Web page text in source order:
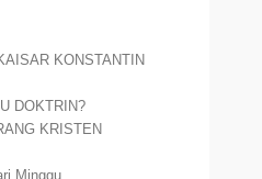
KONSTANTIN
DOKTRIN?
KRISTEN
Minggu